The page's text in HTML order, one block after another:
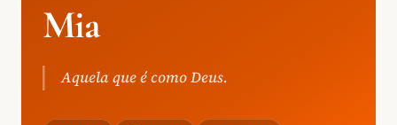
Mia
Aquela que é como Deus.